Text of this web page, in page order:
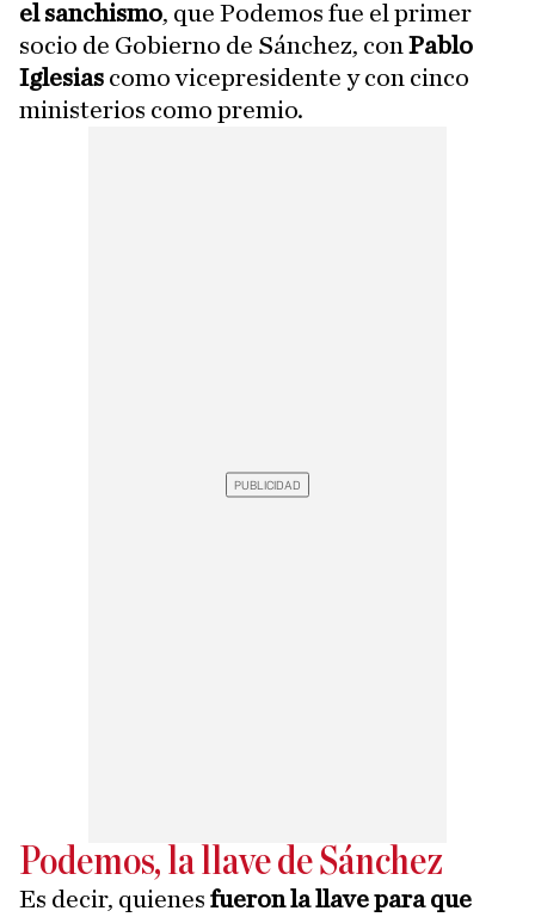
el sanchismo, que Podemos fue el primer
socio de Gobierno de Sánchez, con Pablo
Iglesias como vicepresidente y con cinco
ministerios como premio.
Podemos, la llave de Sánchez
Es decir, quienes fueron la llave para que